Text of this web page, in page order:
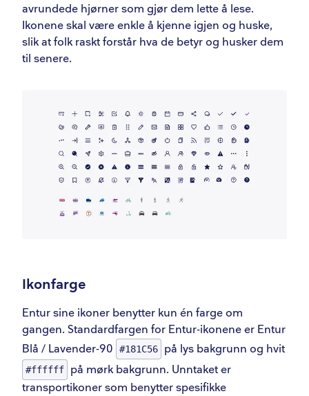
avrundede hjørner som gjør dem lette å lese.
Ikonene skal være enkle å kjenne igjen og huske,
slik at folk raskt forstår hva de betyr og husker dem
til senere.
Ikonfarge
Entur sine ikoner benytter kun én farge om
gangen. Standardfargen for Entur-ikonene er Entur
Blå / Lavender-90
#181C56 på lys bakgrunn og hvit
#ffffff
på mørk bakgrunn. Unntaket er
transportikoner som benytter spesifikke